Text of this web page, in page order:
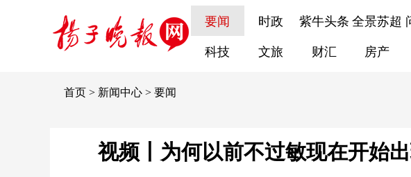
要闻 时政 紫牛头条 全景苏超
科技 文旅 财汇 房产
首页 > 新闻中心 > 要闻
视频丨为何以前不过敏现在开始